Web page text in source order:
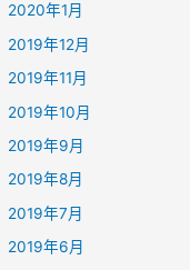
2020年1月
2019年12月
2019年11月
2019年10月
2019年9月
2019年8月
2019年7月
2019年6月